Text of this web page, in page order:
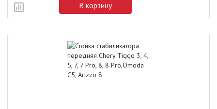
В корзину